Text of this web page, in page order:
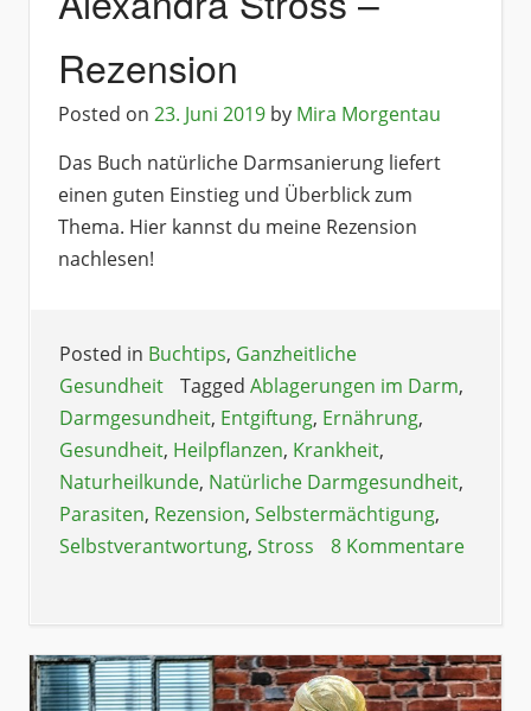
Rezension
Posted on 23. Juni 2019 by Mira Morgentau
Das Buch natürliche Darmsanierung liefert
einen guten Einstieg und Überblick zum
Thema. Hier kannst du meine Rezension
nachlesen!
Posted in Buchtips, Ganzheitliche
Gesundheit
Tagged Ablagerungen im Darm,
Darmgesundheit, Entgiftung, Ernährung,
Gesundheit, Heilpflanzen, Krankheit,
Naturheilkunde, Natürliche Darmgesundheit,
Parasiten, Rezension, Selbstermächtigung,
Selbstverantwortung, Stross 8 Kommentare